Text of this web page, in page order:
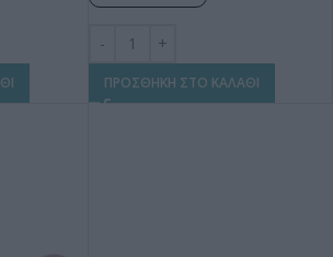
ΠΡΟΣΘΗΚΗ ΣΤΟ ΚΑΛΑΘΙ